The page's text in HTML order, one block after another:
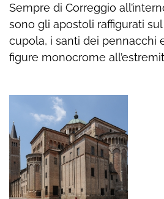
Sempre di Correggio
sono gli apostoli raffigurati
cupola, i santi dei pennacchi
figure monocrome